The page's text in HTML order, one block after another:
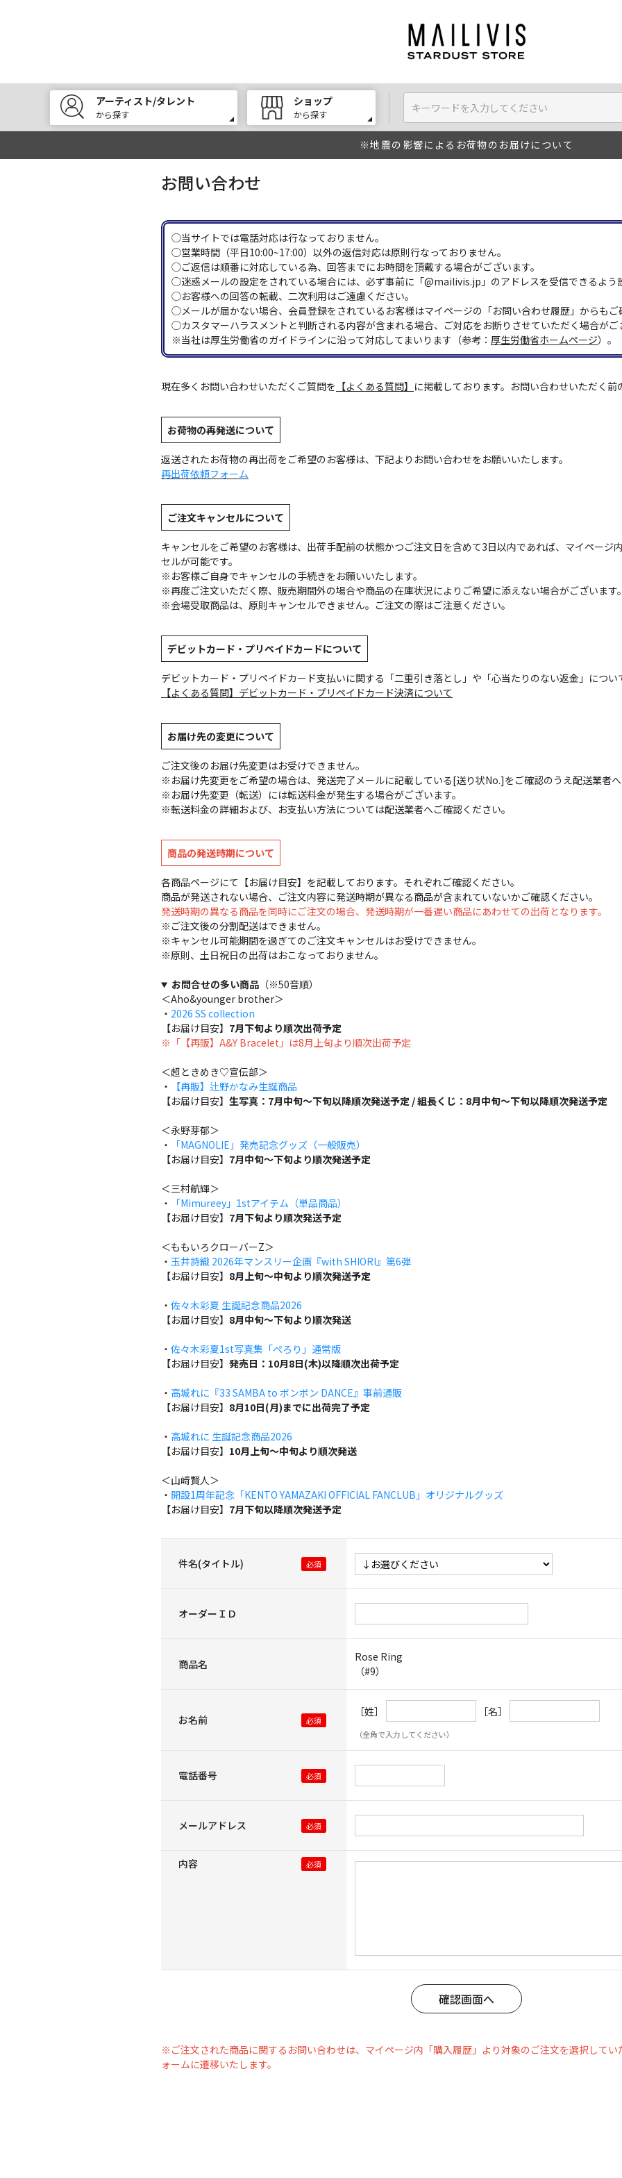
アーティスト/タレント
から探す
ショップ
から探す
※地震の影響によるお荷物のお届けについて
お問い合わせ
◯当サイトでは電話対応は行なっておりません。
◯営業時間（平日10:00~17:00）以外の返信対応は原則行なっておりません。
◯ご返信は順番に対応している為、回答までにお時間を頂戴する場合がございます。
◯迷惑メールの設定をされている場合には、必ず事前に「@mailivis.jp」のアドレスを受信できるよう
◯お客様への回答の転載、二次利用はご遠慮ください。
◯メールが届かない場合、会員登録をされているお客様はマイページの「お問い合わせ履歴」からもご
◯カスタマーハラスメントと判断される内容が含まれる場合、ご対応をお断りさせていただく場合がご
※当社は厚生労働省のガイドラインに沿って対応してまいります（参考： 厚生労働省ホームページ）。
現在多くお問い合わせいただくご質問を 【よくある質問】 に掲載しております。お問い合わせいただく
お荷物の再発送について
返送されたお荷物の再出荷をご希望のお客様は、下記よりお問い合わせをお願いいたします。
再出荷依頼フォーム
ご注文キャンセルについて
キャンセルをご希望のお客様は、出荷手配前の状態かつご注文日を含めて3日以内であれば、マイページ
セルが可能です。
※お客様ご自身でキャンセルの手続きをお願いいたします。
※再度ご注文いただく際、販売期間外の場合や商品の在庫状況によりご希望に添えない場合がございます
※会場受取商品は、原則キャンセルできません。ご注文の際はご注意ください。
デビットカード・プリペイドカードについて
デビットカード・プリペイドカード支払いに関する「二重引き落とし」や「心当たりのない返金」につ
【よくある質問】デビットカード・プリペイドカード決済について
お届け先の変更について
ご注文後のお届け先変更はお受けできません。
※お届け先変更をご希望の場合は、発送完了メールに記載している[送り状No.]をご確認のうえ配送業者
※お届け先変更（転送）には転送料金が発生する場合がございます。
※転送料金の詳細および、お支払い方法については配送業者へご確認ください。
商品の発送時期について
各商品ページにて【お届け目安】を記載しております。それぞれご確認ください。
商品が発送されない場合、ご注文内容に発送時期が異なる商品が含まれていないかご確認ください。
発送時期の異なる商品を同時にご注文の場合、発送時期が一番遅い商品にあわせての出荷となります。
※ご注文後の分割配送はできません。
※キャンセル可能期間を過ぎてのご注文キャンセルはお受けできません。
※原則、土日祝日の出荷はおこなっておりません。
お問合せの多い商品（※50音順）
＜Aho&younger brother＞
・ 2026 SS collection
【お届け目安】 7月下旬より順次出荷予定
※「【再販】A&Y Bracelet」は8月上旬より順次出荷予定
＜超ときめき♡宣伝部＞
・
【再販】辻野かなみ生誕商品
【お届け目安】 生写真：7月中旬～下旬以降順次発送予定 / 組長くじ：8月中旬～下旬以降順次発送予定
＜永野芽郁＞
・
「MAGNOLIE」発売記念グッズ（一般販売）
【お届け目安】 7月中旬～下旬より順次発送予定
＜三村航輝＞
・
「Mimureey」1stアイテム（単品商品）
【お届け目安】 7月下旬より順次発送予定
＜ももいろクローバーZ＞
・ 玉井詩織 2026年マンスリー企画『with SHIORI』第6弾
【お届け目安】 8月上旬～中旬より順次発送予定
・ 佐々木彩夏 生誕記念商品2026
【お届け目安】 8月中旬～下旬より順次発送
・ 佐々木彩夏1st写真集「ぺろり」通常版
【お届け目安】 発売日：10月8日(木)以降順次出荷予定
・ 高城れに『33 SAMBA to ボンボン DANCE』事前通販
【お届け目安】 8月10日(月)までに出荷完了予定
・ 高城れに 生誕記念商品2026
【お届け目安】 10月上旬～中旬より順次発送
＜山﨑賢人＞
・ 開設1周年記念「KENTO YAMAZAKI OFFICIAL FANCLUB」オリジナルグッズ
【お届け目安】 7月下旬以降順次発送予定
件名(タイトル)
オーダーＩＤ
商品名
Rose Ring
（#9）
お名前
［姓］ ［名］
（全角で入力してください）
電話番号
メールアドレス
内容
※ご注文された商品に関するお問い合わせは、マイページ内「購入履歴」より対象のご注文を選択して
ォームに遷移いたします。